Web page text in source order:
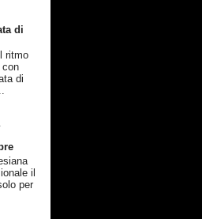
di
ritmo
con
di
il
per